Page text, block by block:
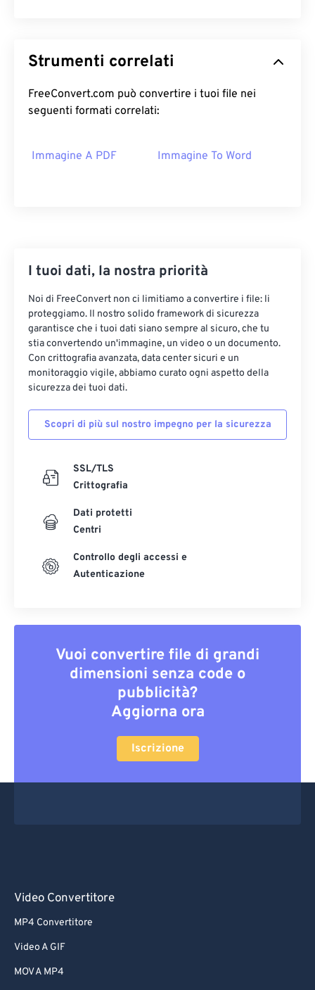
Strumenti correlati
FreeConvert.com può convertire i tuoi file nei
seguenti formati correlati:
Immagine A PDF Immagine To Word
I tuoi dati, la nostra priorità
Noi di FreeConvert non ci limitiamo a convertire i file: li
proteggiamo. Il nostro solido framework di sicurezza
garantisce che i tuoi dati siano sempre al sicuro, che tu
stia convertendo un'immagine, un video o un documento.
Con crittografia avanzata, data center sicuri e un
monitoraggio vigile, abbiamo curato ogni aspetto della
sicurezza dei tuoi dati.
Scopri di più sul nostro impegno per la sicurezza
SSL/TLS
Crittografia
Dati protetti
Centri
Controllo degli accessi e
Autenticazione
Vuoi convertire file di grandi
dimensioni senza code o
pubblicità?
Aggiorna ora
Iscrizione
Video Convertitore
MP4 Convertitore
Video A GIF
MOV A MP4